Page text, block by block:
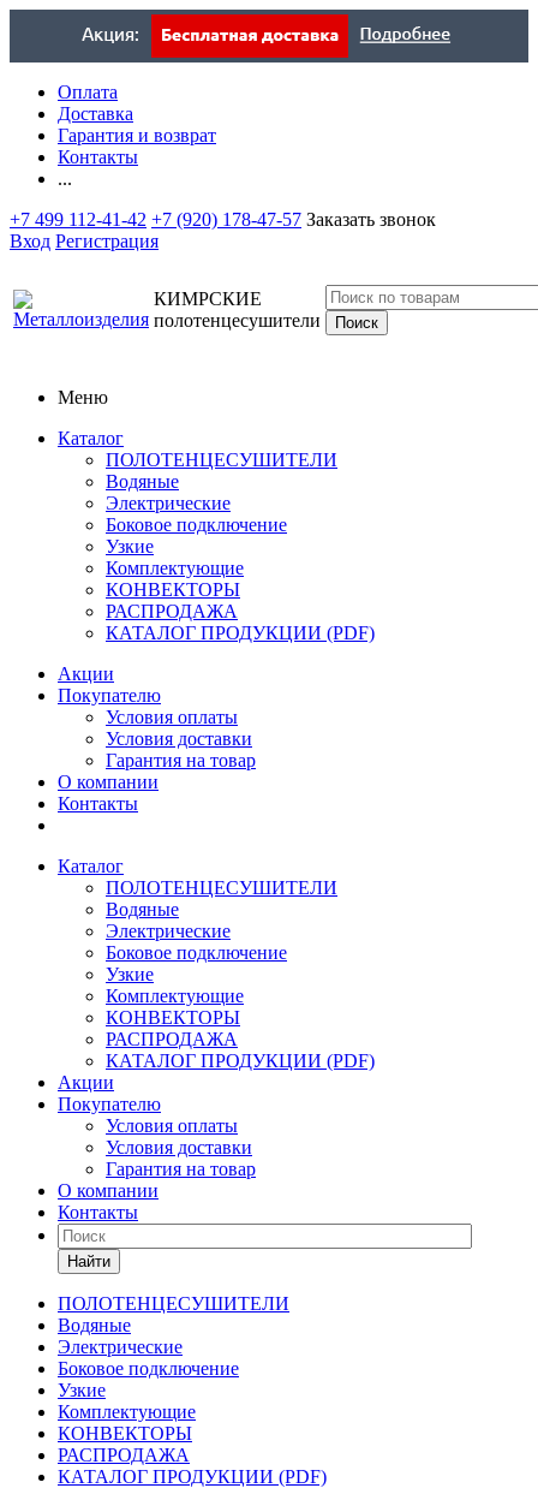
Оплата
Доставка
Гарантия и возврат
Контакты
...
+7 499 112-41-42 +7 (920) 178-47-57 Заказать звонок
Вход Регистрация
КИМРСКИЕ
полотенцесушители
Меню
Каталог
ПОЛОТЕНЦЕСУШИТЕЛИ
Водяные
Электрические
Боковое подключение
Узкие
Комплектующие
КОНВЕКТОРЫ
РАСПРОДАЖА
КАТАЛОГ ПРОДУКЦИИ (PDF)
Акции
Покупателю
Условия оплаты
Условия доставки
Гарантия на товар
О компании
Контакты
Каталог
ПОЛОТЕНЦЕСУШИТЕЛИ
Водяные
Электрические
Боковое подключение
Узкие
Комплектующие
КОНВЕКТОРЫ
РАСПРОДАЖА
КАТАЛОГ ПРОДУКЦИИ (PDF)
Акции
Покупателю
Условия оплаты
Условия доставки
Гарантия на товар
О компании
Контакты
Найти
ПОЛОТЕНЦЕСУШИТЕЛИ
Водяные
Электрические
Боковое подключение
Узкие
Комплектующие
КОНВЕКТОРЫ
РАСПРОДАЖА
КАТАЛОГ ПРОДУКЦИИ (PDF)